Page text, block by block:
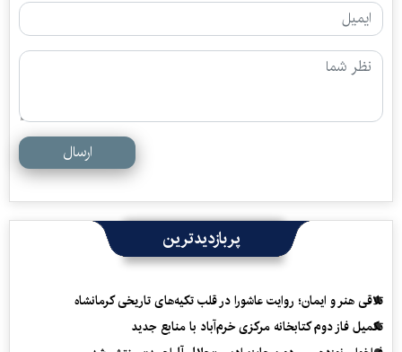
ارسال
پربازدیدترین
تلاقی هنر و ایمان؛ روایت عاشورا در قلب تکیه‌های تاریخی کرمانشاه
تکمیل فاز دوم کتابخانه مرکزی خرم‌آباد با منابع جدید